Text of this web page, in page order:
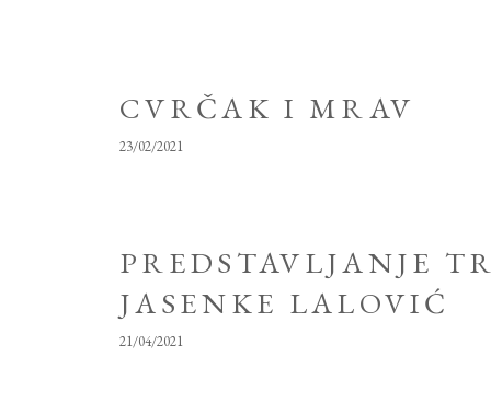
CVRČAK I MRAV
23/02/2021
PREDSTAVLJANJE
JASENKE LALOVIĆ
21/04/2021